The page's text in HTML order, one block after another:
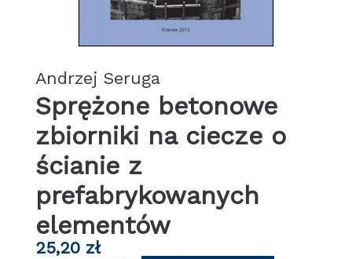
Andrzej Seruga
Sprężone betonowe
zbiorniki na ciecze o
ścianie z
prefabrykowanych
elementów
25,20 zł